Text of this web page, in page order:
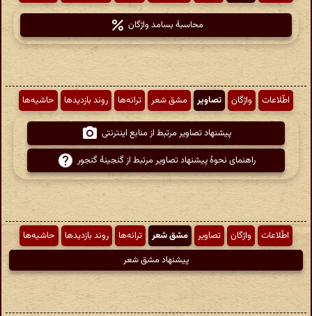
محاسبهٔ بسامد واژگان
اطّلاعات واژگان تصاویر مشق شعر ترانه‌ها روند بازدیدها حاشیه‌ها
پیشنهاد تصاویر مرتبط از منابع اینترنتی
راهنمای نحوهٔ پیشنهاد تصاویر مرتبط از گنجینهٔ گنجور
اطّلاعات واژگان تصاویر مشق شعر ترانه‌ها روند بازدیدها
حاشیه‌ها
پیشنهاد مشق شعر